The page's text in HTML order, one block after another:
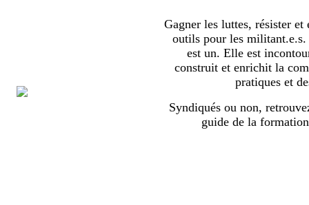
Gagner les luttes, résister et
outils pour les
est un. Elle est
construit et enrichit la
pratiques et
Syndiqués ou non,
guide de la